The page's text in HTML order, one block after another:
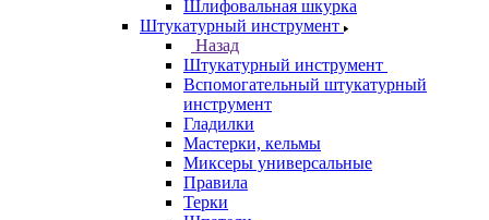
Шлифовальная шкурка
Штукатурный инструмент
Назад
Штукатурный инструмент
Вспомогательный штукатурный
инструмент
Гладилки
Мастерки, кельмы
Миксеры универсальные
Правила
Терки